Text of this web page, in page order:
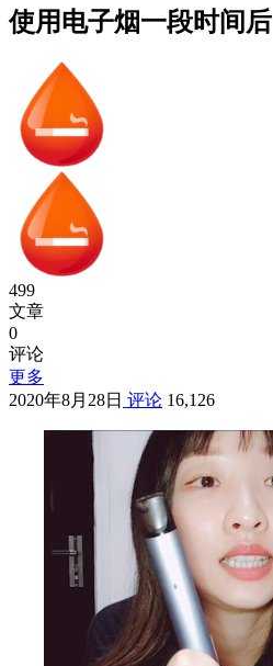
使用电子烟一段时间
499
文章
0
评论
更多
2020年8月28日 评论 16,126